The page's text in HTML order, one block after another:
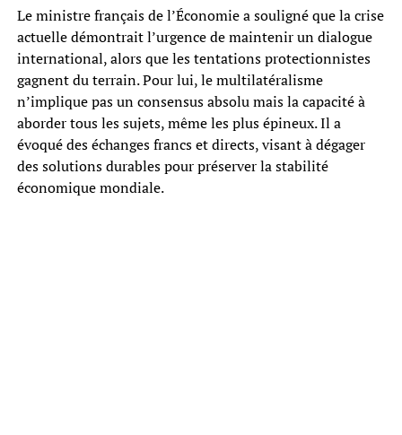
Le ministre français de l’Économie a souligné que la crise
actuelle démontrait l’urgence de maintenir un dialogue
international, alors que les tentations protectionnistes
gagnent du terrain. Pour lui, le multilatéralisme
n’implique pas un consensus absolu mais la capacité à
aborder tous les sujets, même les plus épineux. Il a
évoqué des échanges francs et directs, visant à dégager
des solutions durables pour préserver la stabilité
économique mondiale.